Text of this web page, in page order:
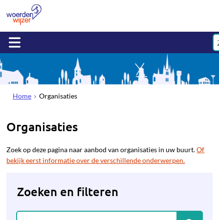
Home Organisaties
Organisaties
Zoek op deze pagina naar aanbod van organisaties in uw buurt.Of
bekijk eerst informatie over de verschillende onderwerpen.
Zoeken en filteren